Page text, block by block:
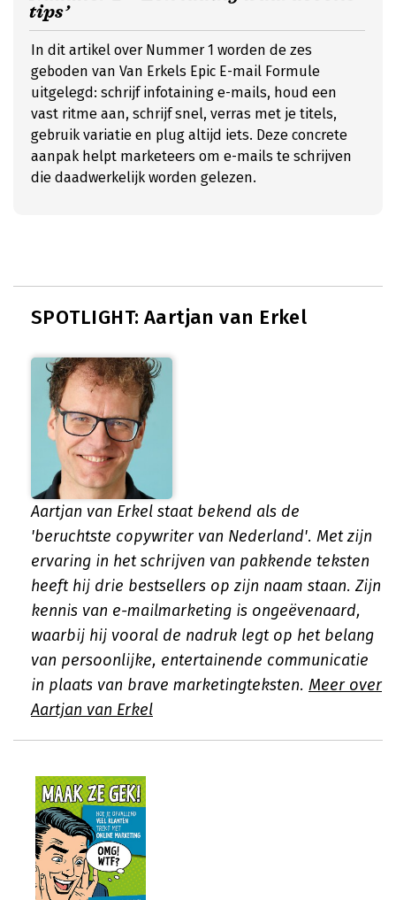
tips’
In dit artikel over Nummer 1 worden de zes
geboden van Van Erkels Epic E-mail Formule
uitgelegd: schrijf infotaining e-mails, houd een
vast ritme aan, schrijf snel, verras met je titels,
gebruik variatie en plug altijd iets. Deze concrete
aanpak helpt marketeers om e-mails te schrijven
die daadwerkelijk worden gelezen.
SPOTLIGHT: Aartjan van Erkel
Aartjan van Erkel staat bekend als de
'beruchtste copywriter van Nederland'. Met zijn
ervaring in het schrijven van pakkende teksten
heeft hij drie bestsellers op zijn naam staan. Zijn
kennis van e-mailmarketing is ongeëvenaard,
waarbij hij vooral de nadruk legt op het belang
van persoonlijke, entertainende communicatie
in plaats van brave marketingteksten. Meer over
Aartjan van Erkel